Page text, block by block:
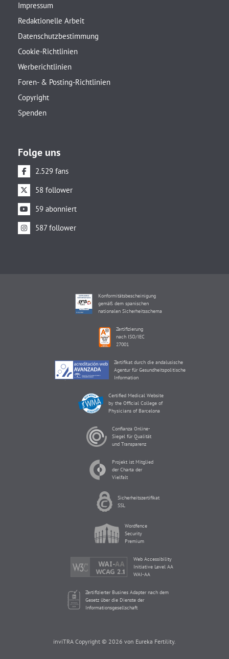
Impressum
Redaktionelle Arbeit
Datenschutzbestimmung
Cookie-Richtlinien
Werberichtlinien
Foren- & Posting-Richtlinien
Copyright
Spenden
Folge uns
2.529 fans
58 follower
59 abonniert
587 follower
Konformitätsbescheinigung
gemäß dem spanischen
nationalen Sicherheitsschema
Zertifizierung
nach ISO/IEC
27001
Zertifikat durch die andalusische
Agentur für Gesundheitspolitische
Information
Certified Medical Website
by the Official College of
Physicians of Barcelona
Confianza Online-
Siegel für Qualität
und Transparenz
Projekt ist Mitglied
der Charta der
Vielfalt
Sicherheitszertifikat
SSL
Wordfence
Security
Premium
Web Accessibility
Initiative Level AA
WAI-AA
Zertifizierter Busines Adapter nach dem
Gesetz über die Dienste der
Informationsgesellschaft
inviTRA Copyright © 2026 von Eureka Fertility.